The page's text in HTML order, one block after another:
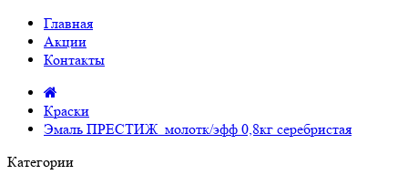
Главная
Акции
Контакты
Краски
Эмаль ПРЕСТИЖ молотк/эфф 0,8кг серебристая
Категории